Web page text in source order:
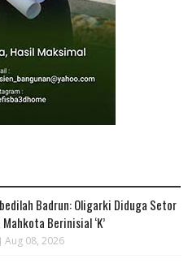
Badrun: Oligarki Diduga Setor
Berinisial ‘K’
Aug 08, 2026